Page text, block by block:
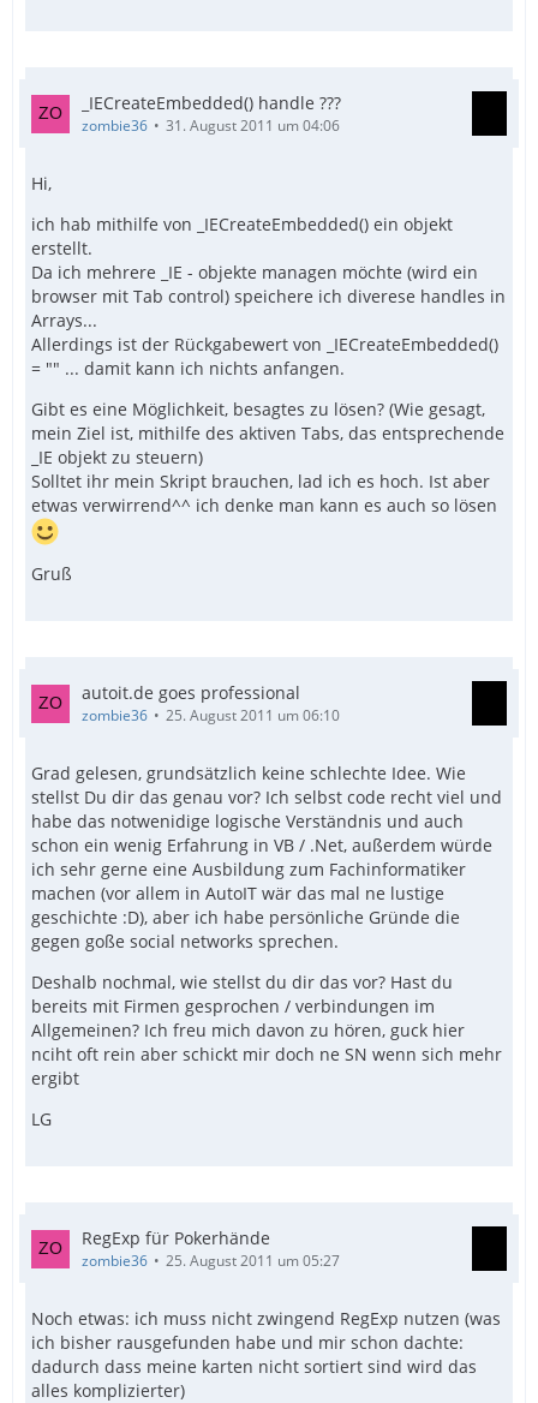
_IECreateEmbedded() handle ???
zombie36 31. August 2011 um 04:06
Hi,
ich hab mithilfe von _IECreateEmbedded() ein objekt
erstellt.
Da ich mehrere _IE - objekte managen möchte (wird ein
browser mit Tab control) speichere ich diverese handles in
Arrays...
Allerdings ist der Rückgabewert von _IECreateEmbedded()
= "" ... damit kann ich nichts anfangen.
Gibt es eine Möglichkeit, besagtes zu lösen? (Wie gesagt,
mein Ziel ist, mithilfe des aktiven Tabs, das entsprechende
_IE objekt zu steuern)
Solltet ihr mein Skript brauchen, lad ich es hoch. Ist aber
etwas verwirrend^^ ich denke man kann es auch so lösen
Gruß
autoit.de goes professional
zombie36 25. August 2011 um 06:10
Grad gelesen, grundsätzlich keine schlechte Idee. Wie
stellst Du dir das genau vor? Ich selbst code recht viel und
habe das notwenidige logische Verständnis und auch
schon ein wenig Erfahrung in VB / .Net, außerdem würde
ich sehr gerne eine Ausbildung zum Fachinformatiker
machen (vor allem in AutoIT wär das mal ne lustige
geschichte :D), aber ich habe persönliche Gründe die
gegen goße social networks sprechen.
Deshalb nochmal, wie stellst du dir das vor? Hast du
bereits mit Firmen gesprochen / verbindungen im
Allgemeinen? Ich freu mich davon zu hören, guck hier
nciht oft rein aber schickt mir doch ne SN wenn sich mehr
ergibt
LG
RegExp für Pokerhände
zombie36 25. August 2011 um 05:27
Noch etwas: ich muss nicht zwingend RegExp nutzen (was
ich bisher rausgefunden habe und mir schon dachte:
dadurch dass meine karten nicht sortiert sind wird das
alles komplizierter)